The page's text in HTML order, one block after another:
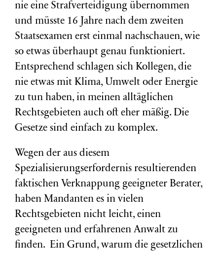
nie eine Strafverteidigung übernommen
und müsste 16 Jahre nach dem zweiten
Staatsexamen erst einmal nachschauen, wie
so etwas überhaupt genau funktioniert.
Entsprechend schlagen sich Kollegen, die
nie etwas mit Klima, Umwelt oder Energie
zu tun haben, in meinen alltäglichen
Rechtsgebieten auch oft eher mäßig. Die
Gesetze sind einfach zu komplex.
Wegen der aus diesem
Spezialisierungserfordernis resultierenden
faktischen Verknappung geeigneter Berater,
haben Mandanten es in vielen
Rechtsgebieten nicht leicht, einen
geeigneten und erfahrenen Anwalt zu
finden. Ein Grund, warum die gesetzlichen